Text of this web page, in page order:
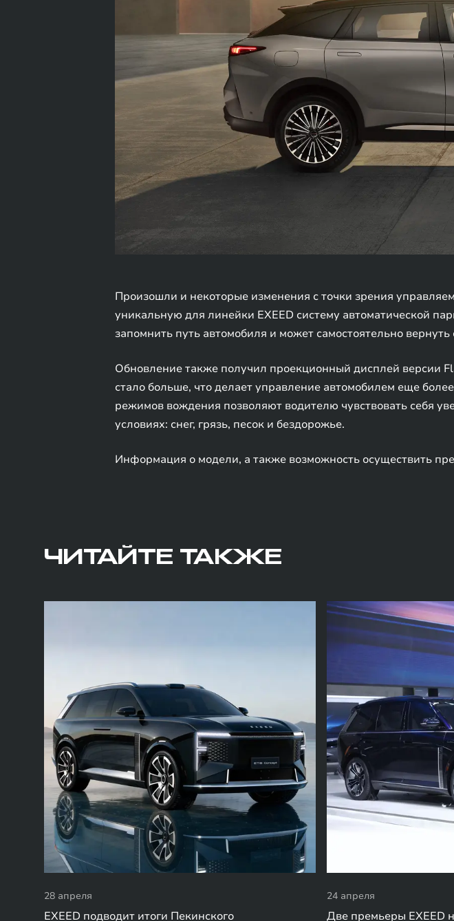
Произошли и некоторые изменения с точки зрения
уникальную для линейки EXEED систему автоматической
запомнить путь автомобиля и может самостоятельно
Обновление также получил проекционный дисплей версии
стало больше, что делает управление автомобилем еще
режимов вождения позволяют водителю чувствовать себя
условиях: снег, грязь, песок и бездорожье.
Информация о модели, а также возможность осуществить
ЧИТАЙТЕ ТАКЖЕ
28 апреля
EXEED подводит итоги Пекинского
24 апреля
Две премьеры EXEED